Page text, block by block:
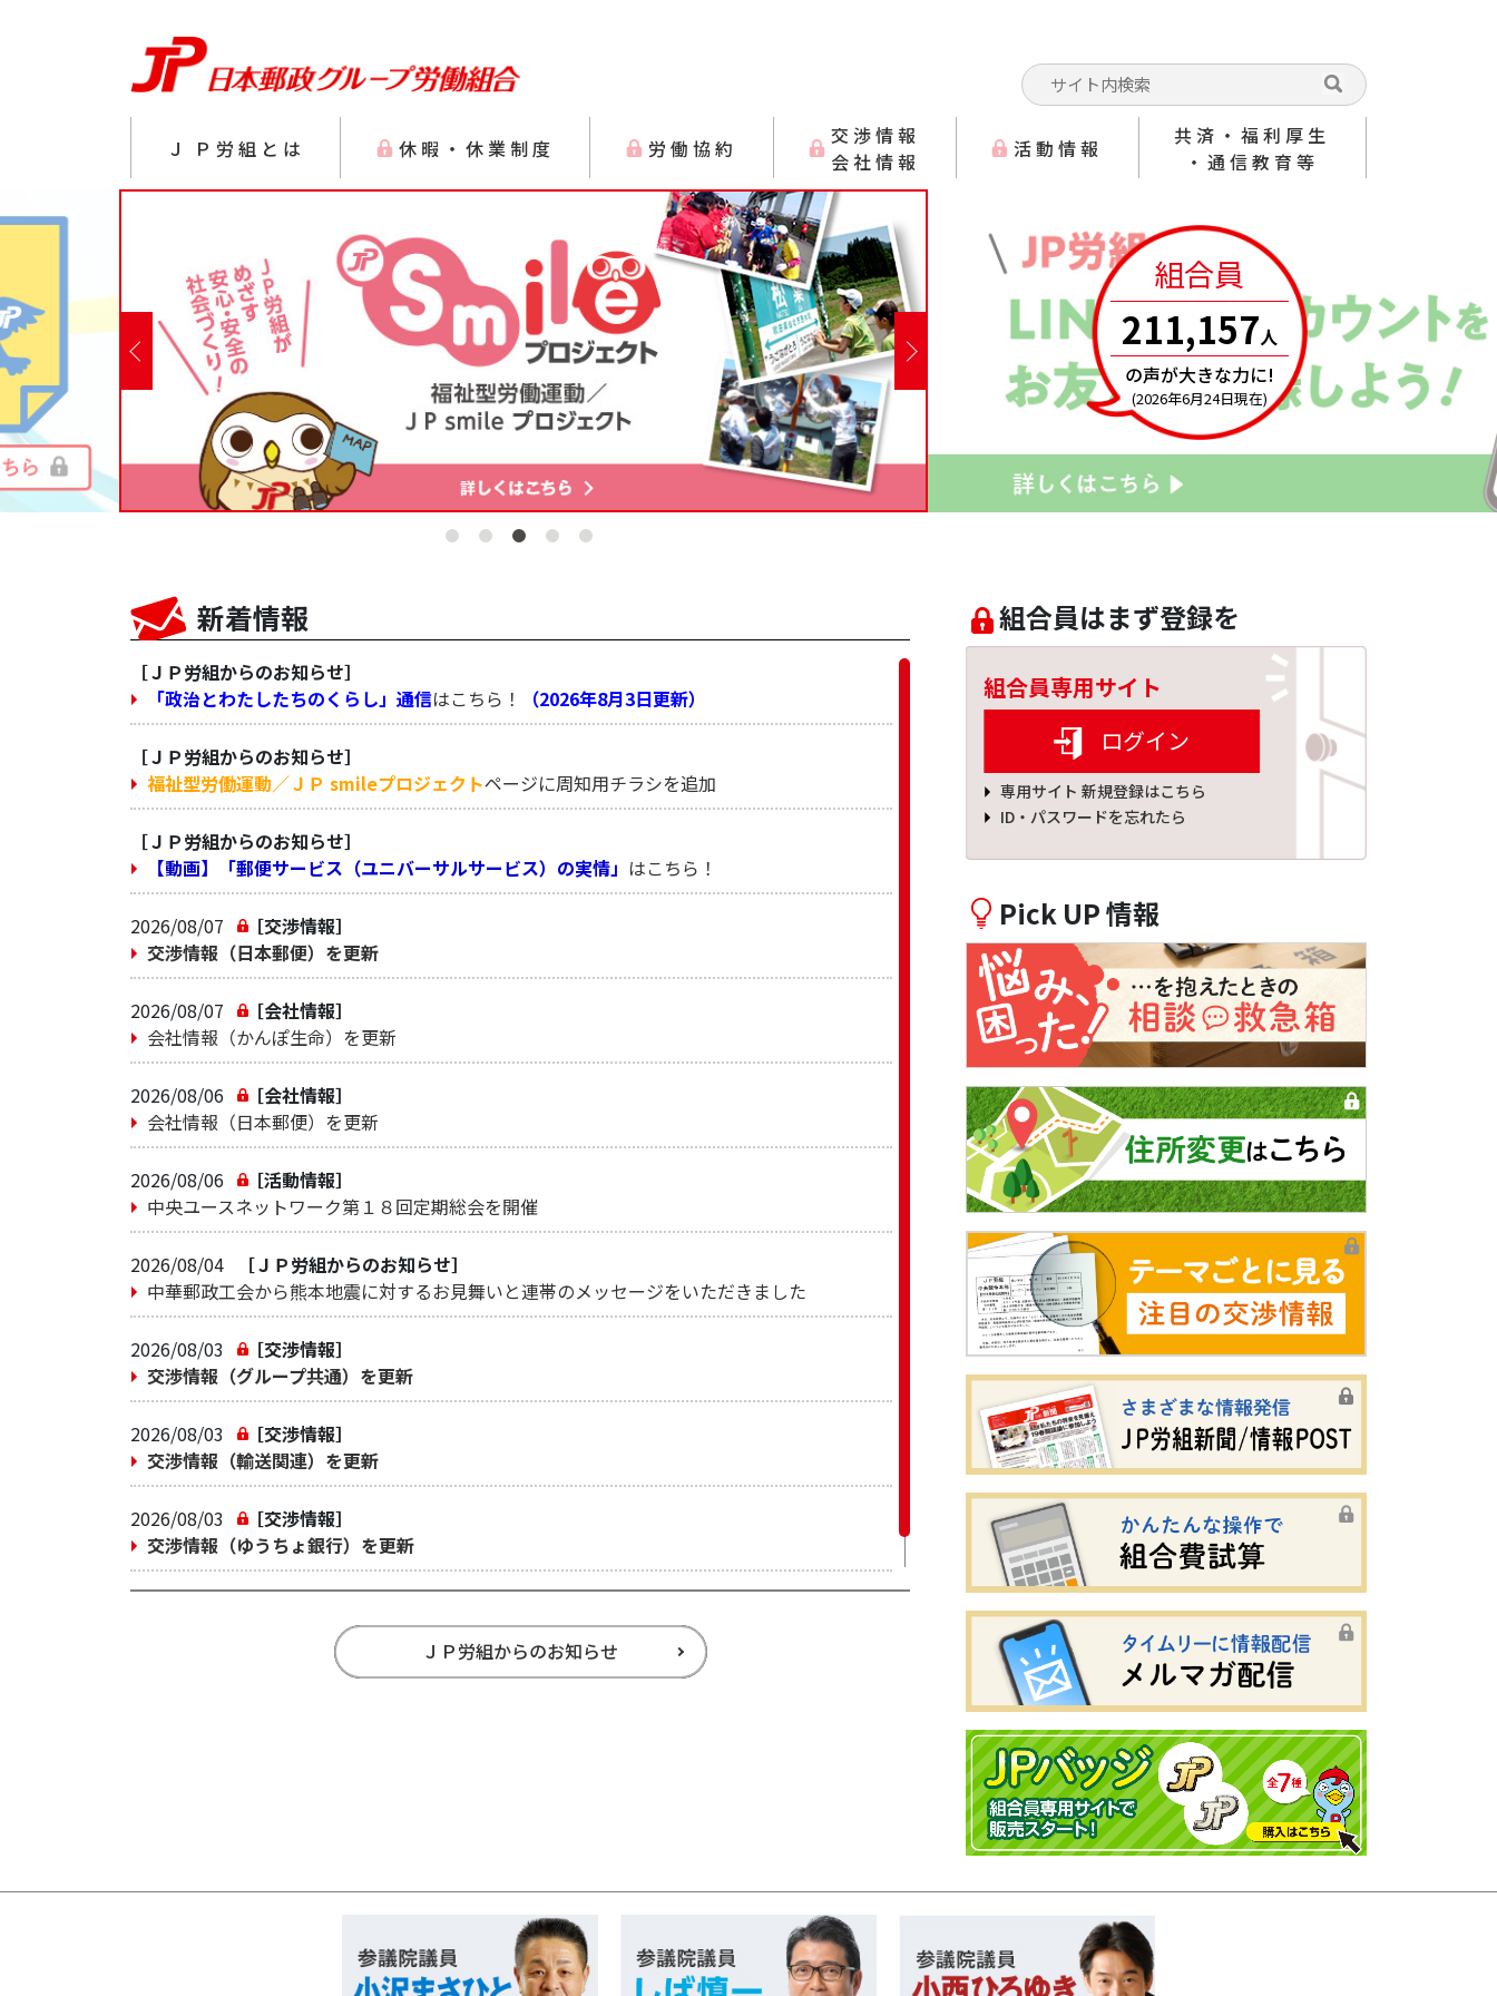
Ｊ Ｐ労組とは 休暇・休業制度 労働協約
交渉情報
会社情報
活動情報
共済・福利厚生
・通信教育等
組合員
211,157人
の声が大きな力に!
(2026年6月24日現在)
新着情報
［ＪＰ労組からのお知らせ］
「政治とわたしたちのくらし」通信はこちら！ （2026年8月3日更新）
［ＪＰ労組からのお知らせ］
福祉型労働運動／ＪＰ smileプロジェクトページに周知用チラシを追加
［ＪＰ労組からのお知らせ］
【動画】「郵便サービス（ユニバーサルサービス）の実情」 はこちら！
2026/08/07
［交渉情報］
交渉情報（日本郵便）を更新
2026/08/07
［会社情報］
会社情報（かんぽ生命）を更新
2026/08/06
［会社情報］
会社情報（日本郵便）を更新
2026/08/06
［活動情報］
中央ユースネットワーク第１８回定期総会を開催
2026/08/04
［ＪＰ労組からのお知らせ］
中華郵政工会から熊本地震に対するお見舞いと連帯のメッセージをいただきました
2026/08/03
［交渉情報］
交渉情報（グループ共通）を更新
2026/08/03
［交渉情報］
交渉情報（輸送関連）を更新
2026/08/03
［交渉情報］
交渉情報（ゆうちょ銀行）を更新
ＪＰ労組からのお知らせ
組合員はまず登録を
組合員専用サイト
ログイン
専用サイト 新規登録はこちら
ID・パスワードを忘れたら
Pick UP 情報